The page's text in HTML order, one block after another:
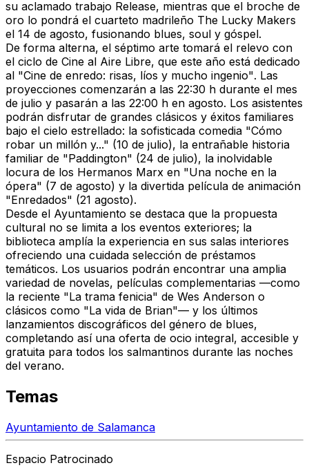
su aclamado trabajo Release, mientras que el broche de
oro lo pondrá el cuarteto madrileño The Lucky Makers
el 14 de agosto, fusionando blues, soul y góspel.
De forma alterna, el séptimo arte tomará el relevo con
el ciclo de Cine al Aire Libre, que este año está dedicado
al "Cine de enredo: risas, líos y mucho ingenio". Las
proyecciones comenzarán a las 22:30 h durante el mes
de julio y pasarán a las 22:00 h en agosto. Los asistentes
podrán disfrutar de grandes clásicos y éxitos familiares
bajo el cielo estrellado: la sofisticada comedia "Cómo
robar un millón y..." (10 de julio), la entrañable historia
familiar de "Paddington" (24 de julio), la inolvidable
locura de los Hermanos Marx en "Una noche en la
ópera" (7 de agosto) y la divertida película de animación
"Enredados" (21 agosto).
Desde el Ayuntamiento se destaca que la propuesta
cultural no se limita a los eventos exteriores; la
biblioteca amplía la experiencia en sus salas interiores
ofreciendo una cuidada selección de préstamos
temáticos. Los usuarios podrán encontrar una amplia
variedad de novelas, películas complementarias —como
la reciente "La trama fenicia" de Wes Anderson o
clásicos como "La vida de Brian"— y los últimos
lanzamientos discográficos del género de blues,
completando así una oferta de ocio integral, accesible y
gratuita para todos los salmantinos durante las noches
del verano.
Temas
Ayuntamiento de Salamanca
Espacio Patrocinado